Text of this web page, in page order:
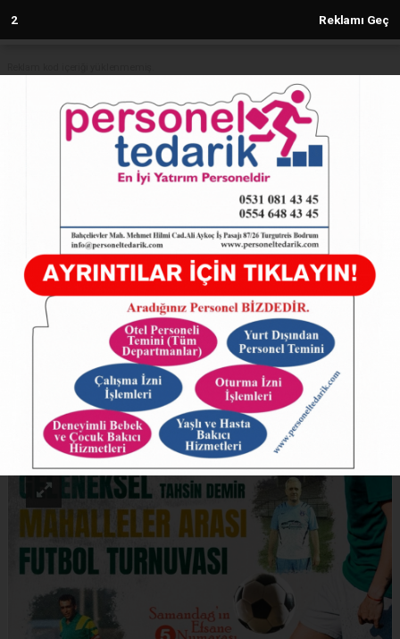
1 Reklamı Geç
Anasayfa SAMANDAĞ
Samandağ’da Futbol Heyecanı
Yeniden Başlıyor: "Ata Kayıkçı
Sezonu" İçin Başvurular Başladı
SAMANDAĞ
21.05.2025 - 17:26, Güncelleme: 21.05.2025 - 17:26
9151+ kez okundu.
Samandağ’da Futbol Heyecanı Yeniden Başlıyor:
"Ata Kayıkçı Sezonu" İçin Başvurular Başladı
ABONE OL